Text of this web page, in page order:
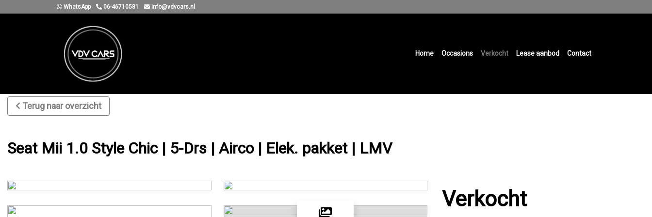
WhatsApp 06-46710581 info@vdvcars.nl
Home Occasions Verkocht Lease aanbod Contact
Terug naar overzicht
Seat Mii 1.0 Style Chic | 5-Drs | Airco | Elek. pakket | LMV
Verkocht